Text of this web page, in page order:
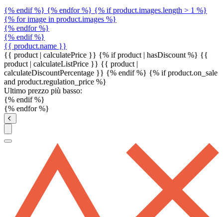
{% endif %} {% endfor %} {% if product.images.length > 1 %}
{% for image in product.images %}
{% endfor %}
{% endif %}
{{ product.name }}
{{ product | calculatePrice }} {% if product | hasDiscount %} {{
product | calculateListPrice }} {{ product |
calculateDiscountPercentage }} {% endif %} {% if product.on_sale
and product.regulation_price %}
Ultimo prezzo più basso:
{% endif %}
{% endfor %}